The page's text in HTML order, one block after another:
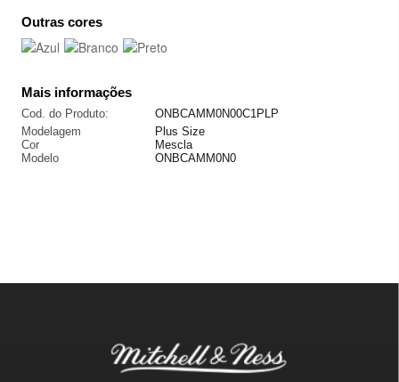
Outras cores
Mais informações
Cod. do Produto:
ONBCAMM0N00C1PLP
Modelagem
Plus Size
Cor
Mescla
Modelo
ONBCAMM0N0